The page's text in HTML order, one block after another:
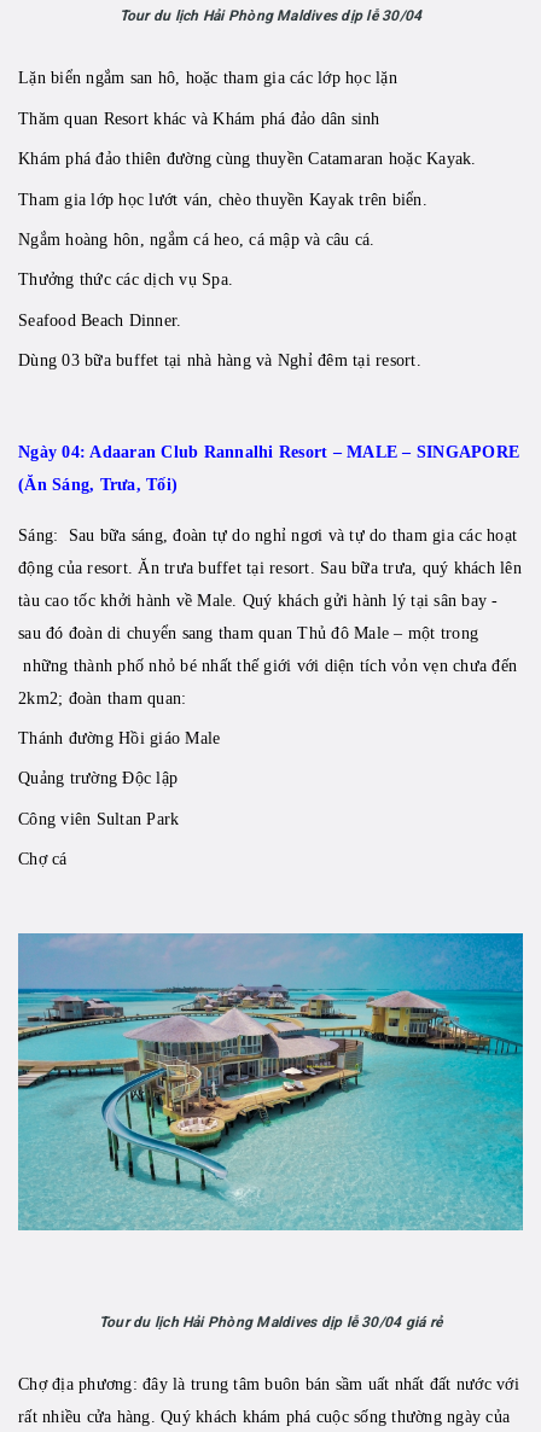
Tour du lịch Hải Phòng Maldives dịp lễ 30/04
Lặn biển ngắm san hô, hoặc tham gia các lớp học lặn
Thăm quan Resort khác và Khám phá đảo dân sinh
Khám phá đảo thiên đường cùng thuyền Catamaran hoặc Kayak.
Tham gia lớp học lướt ván, chèo thuyền Kayak trên biển.
Ngắm hoàng hôn, ngắm cá heo, cá mập và câu cá.
Thưởng thức các dịch vụ Spa.
Seafood Beach Dinner.
Dùng 03 bữa buffet tại nhà hàng và Nghỉ đêm tại resort.
Ngày 04: Adaaran Club Rannalhi Resort – MALE – SINGAPORE
(Ăn Sáng, Trưa, Tối)
Sáng: Sau bữa sáng, đoàn tự do nghỉ ngơi và tự do tham gia các hoạt
động của resort. Ăn trưa buffet tại resort. Sau bữa trưa, quý khách lên
tàu cao tốc khởi hành về Male. Quý khách gửi hành lý tại sân bay -
sau đó đoàn di chuyển sang tham quan Thủ đô Male – một trong
những thành phố nhỏ bé nhất thế giới với diện tích vỏn vẹn chưa đến
2km2; đoàn tham quan:
Thánh đường Hồi giáo Male
Quảng trường Độc lập
Công viên Sultan Park
Chợ cá
Tour du lịch Hải Phòng Maldives dịp lễ 30/04 giá rẻ
Chợ địa phương: đây là trung tâm buôn bán sầm uất nhất đất nước với
rất nhiều cửa hàng. Quý khách khám phá cuộc sống thường ngày của